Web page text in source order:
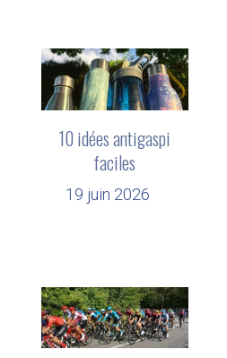
10 idées antigaspi
faciles
19 juin 2026